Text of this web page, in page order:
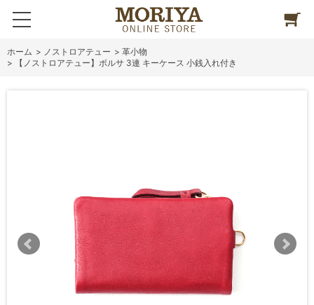
ホーム > ノストロアテュー > 革小物
>
【ノストロアテュー】ボルサ 3連 キーケース 小銭入れ付き